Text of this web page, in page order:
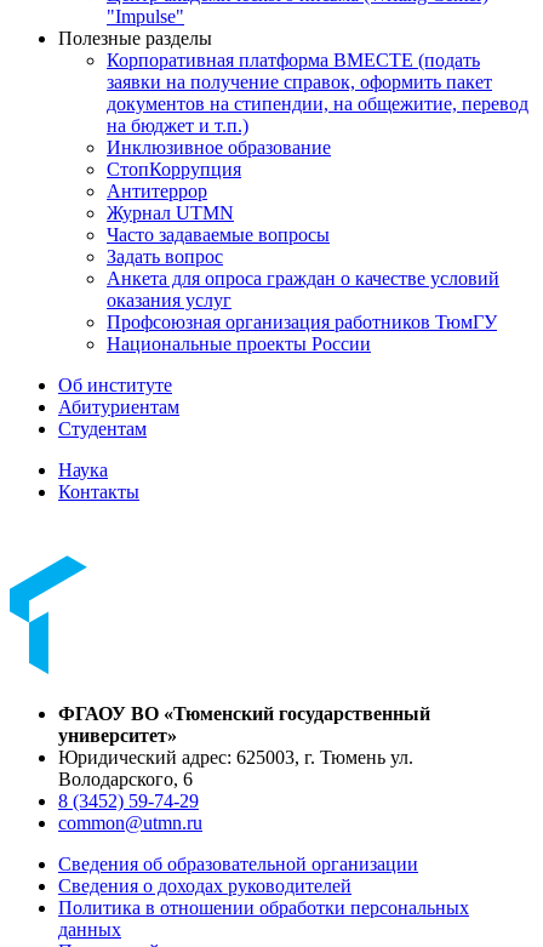
"Impulse"
Полезные разделы
Корпоративная платформа ВМЕСТЕ (подать
заявки на получение справок, оформить пакет
документов на стипендии, на общежитие, перевод
на бюджет и т.п.)
Инклюзивное образование
СтопКоррупция
Антитеррор
Журнал UTMN
Часто задаваемые вопросы
Задать вопрос
Анкета для опроса граждан о качестве условий
оказания услуг
Профсоюзная организация работников ТюмГУ
Национальные проекты России
Об институте
Абитуриентам
Студентам
Наука
Контакты
ФГАОУ ВО «Тюменский государственный
университет»
Юридический адрес: 625003, г. Тюмень ул.
Володарского, 6
8 (3452) 59-74-29
common@utmn.ru
Сведения об образовательной организации
Сведения о доходах руководителей
Политика в отношении обработки персональных
данных